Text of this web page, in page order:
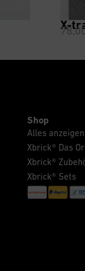
X-
Shop
Alles anzeigen
Xbrick® Das
Xbrick®
Xbrick® Sets